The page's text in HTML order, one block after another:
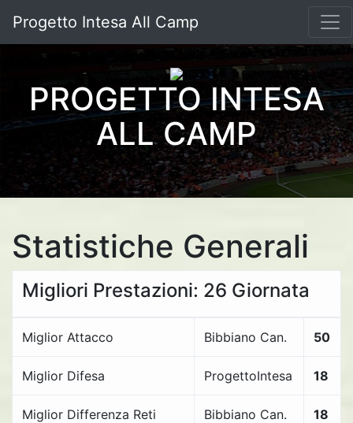
Progetto Intesa All Camp
PROGETTO INTESA
ALL CAMP
Statistiche Generali
Migliori Prestazioni: 26 Giornata
Miglior Attacco Bibbiano Can. 50
Miglior Difesa ProgettoIntesa 18
Miglior Differenza Reti Bibbiano Can. 18